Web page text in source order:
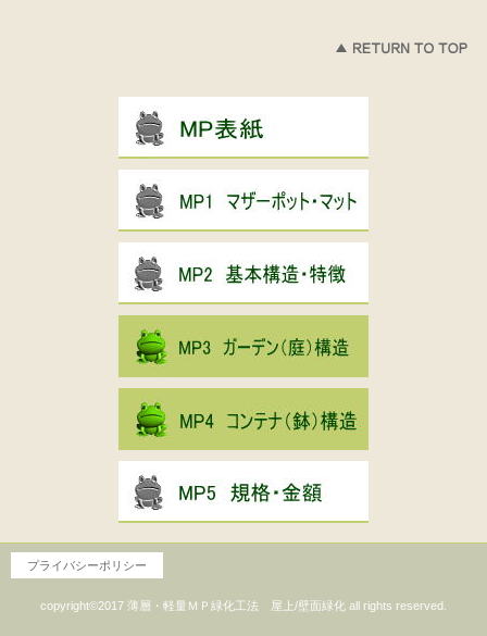
サブナビゲーション
プライバシーポリシー
copyright©2017 薄層・軽量ＭＰ緑化工法 屋上/壁面緑化 all rights reserved.